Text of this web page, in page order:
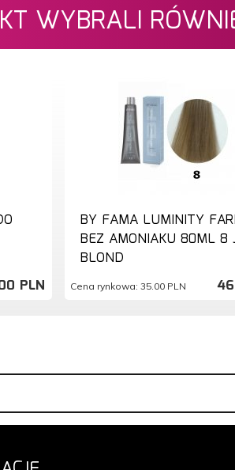
WYBRALI
PLN
BY FAMA LUMINITY
BEZ AMONIAKU 80ML 8
BLOND
Cena rynkowa: 35.00 PLN